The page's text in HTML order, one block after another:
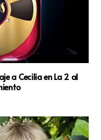
a Cecilia en La 2 al